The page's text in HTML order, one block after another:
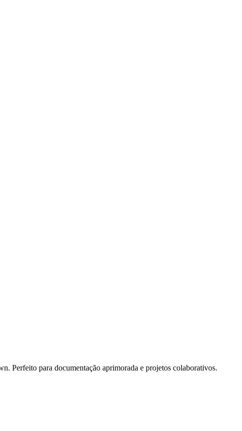
Perfeito para documentação aprimorada e projetos colaborativos.